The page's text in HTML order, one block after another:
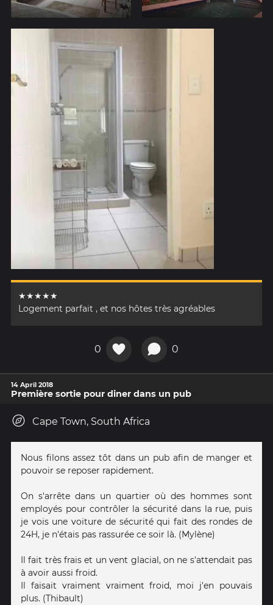
★★★★★
Logement parfait , et nos hôtes très agréables
0 0
14 April 2018
Première sortie pour diner dans un pub
Cape Town, South Africa
Nous filons assez tôt dans un pub afin de manger et
pouvoir se reposer rapidement.
On s'arrête dans un quartier où des hommes sont
employés pour contrôler la sécurité dans la rue, puis
je vois une voiture de sécurité qui fait des rondes de
24H, je n'étais pas rassurée ce soir là. (Mylène)
Il fait très frais et un vent glacial, on ne s'attendait pas
à avoir aussi froid.
Il faisait vraiment vraiment froid, moi j'en pouvais
plus. (Thibault)